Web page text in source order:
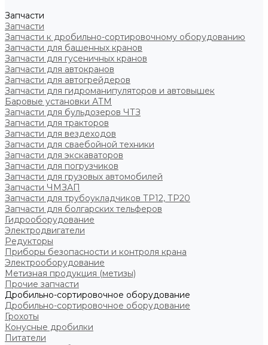
Запчасти
Запчасти
Запчасти к дробильно-сортировочному оборудованию
Запчасти для башенных кранов
Запчасти для гусеничных кранов
Запчасти для автокранов
Запчасти для автогрейдеров
Запчасти для гидроманипуляторов и автовышек
Баровые установки АТМ
Запчасти для бульдозеров ЧТЗ
Запчасти для тракторов
Запчасти для вездеходов
Запчасти для сваебойной техники
Запчасти для экскаваторов
Запчасти для погрузчиков
Запчасти для грузовых автомобилей
Запчасти ЧМЗАП
Запчасти для трубоукладчиков ТР12, ТР20
Запчасти для болгарских тельферов
Гидрооборудование
Электродвигатели
Редукторы
Приборы безопасности и контроля крана
Электрооборудование
Метизная продукция (метизы)
Прочие запчасти
Дробильно-сортировочное оборудование
Дробильно-сортировочное оборудование
Грохоты
Конусные дробилки
Питатели